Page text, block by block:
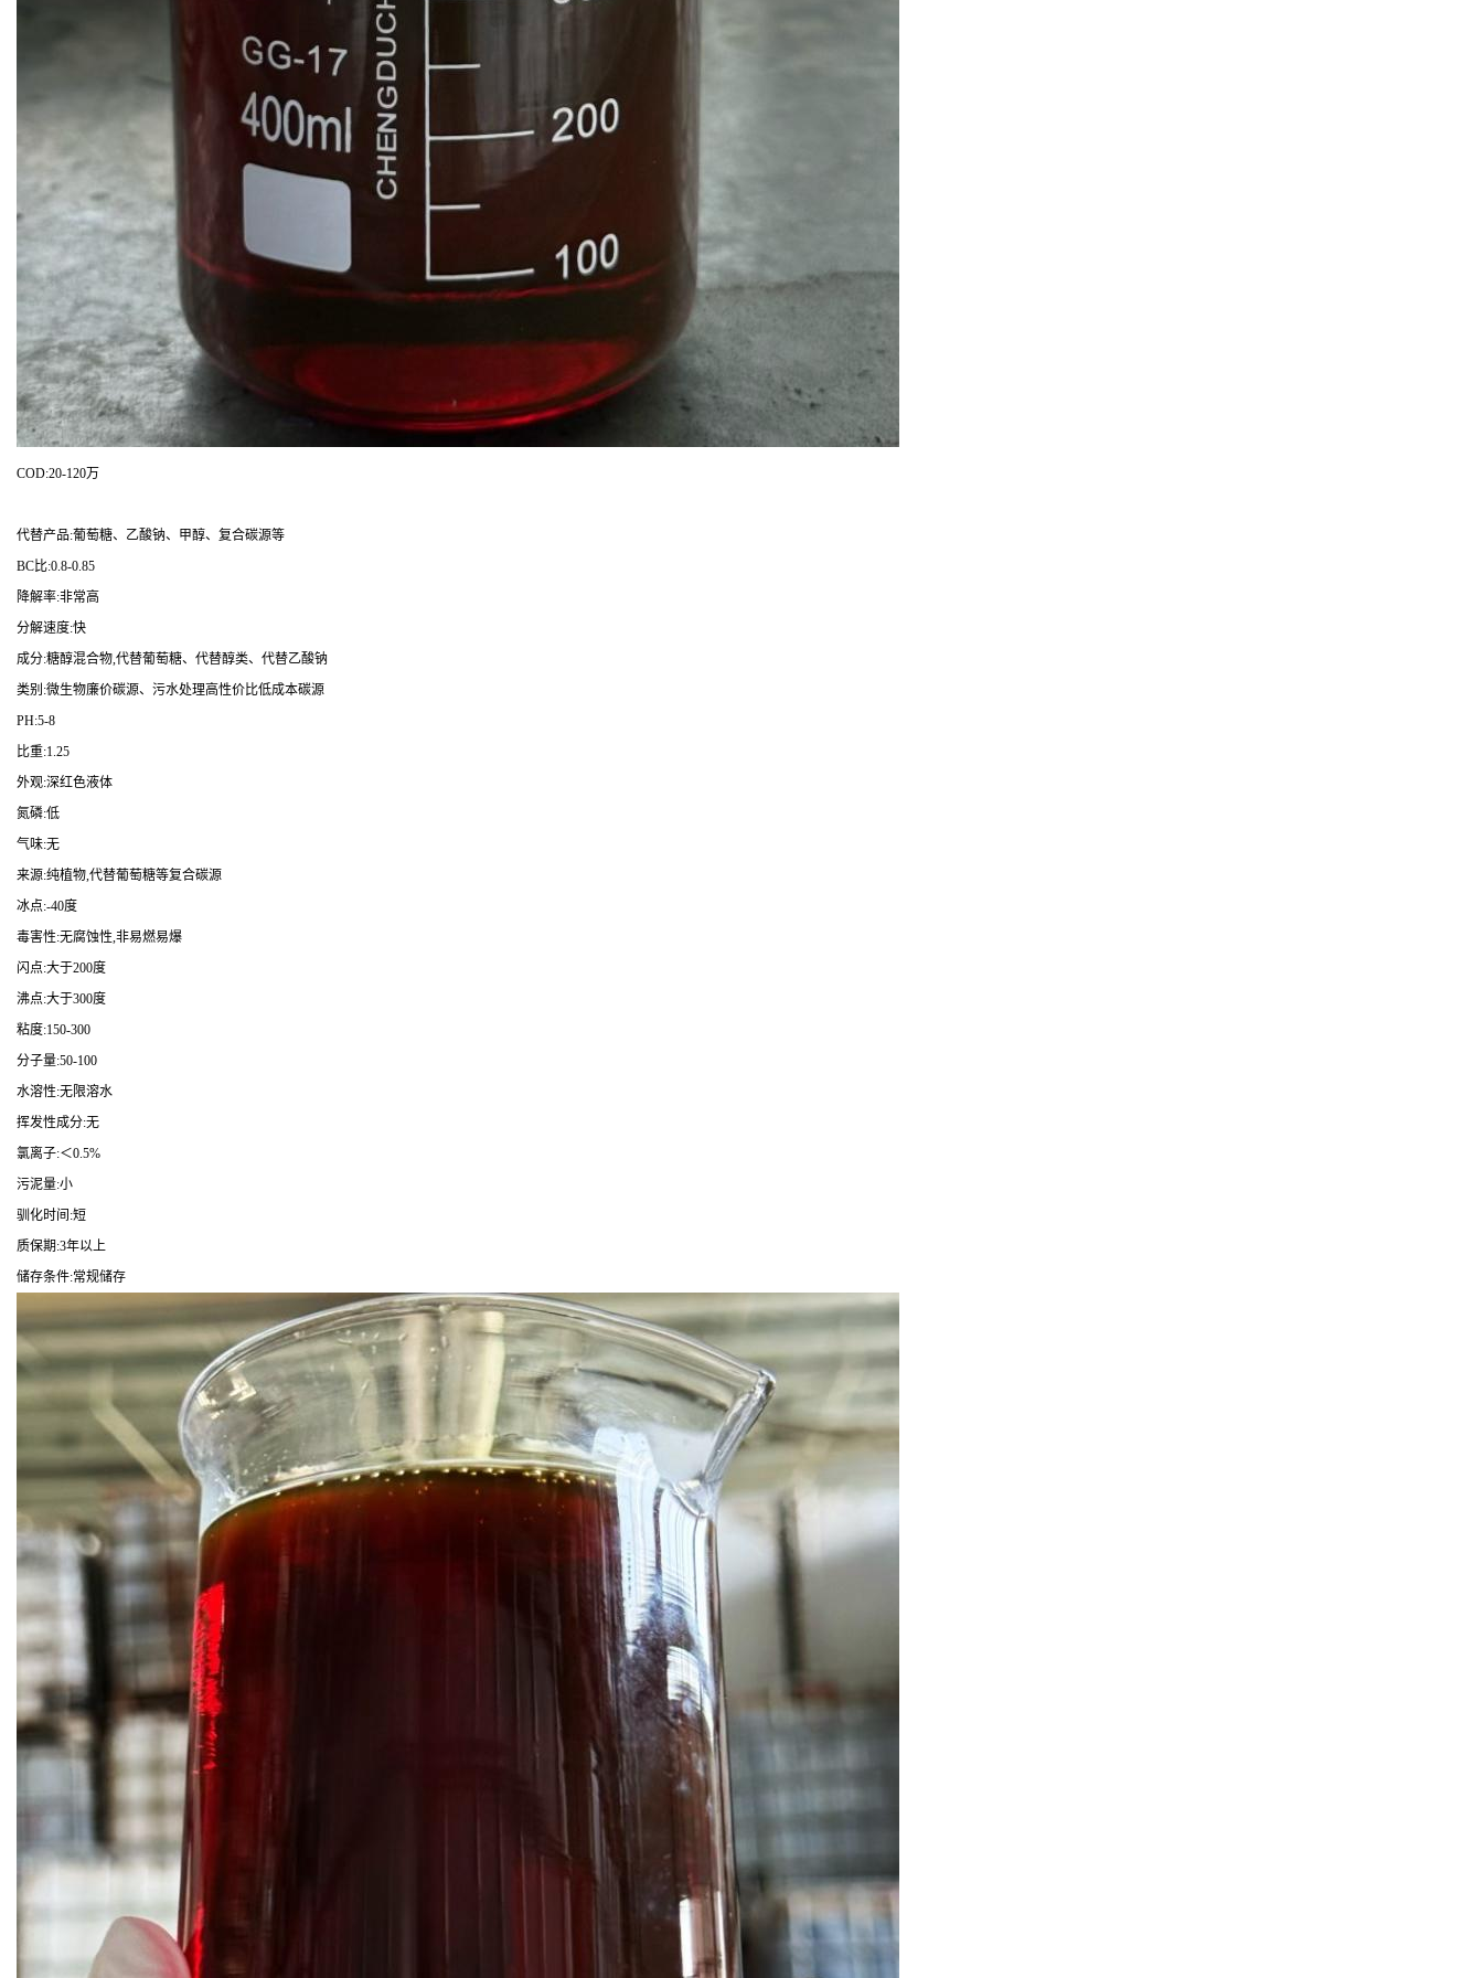
COD:20-120万
代替产品:葡萄糖、乙酸钠、甲醇、复合碳源等
BC比:0.8-0.85
降解率:非常高
分解速度:快
成分:糖醇混合物,代替葡萄糖、代替醇类、代替乙酸钠
类别:微生物廉价碳源、污水处理高性价比低成本碳源
PH:5-8
比重:1.25
外观:深红色液体
氮磷:低
气味:无
来源:纯植物,代替葡萄糖等复合碳源
冰点:-40度
毒害性:无腐蚀性,非易燃易爆
闪点:大于200度
沸点:大于300度
粘度:150-300
分子量:50-100
水溶性:无限溶水
挥发性成分:无
氯离子:＜0.5%
污泥量:小
驯化时间:短
质保期:3年以上
储存条件:常规储存